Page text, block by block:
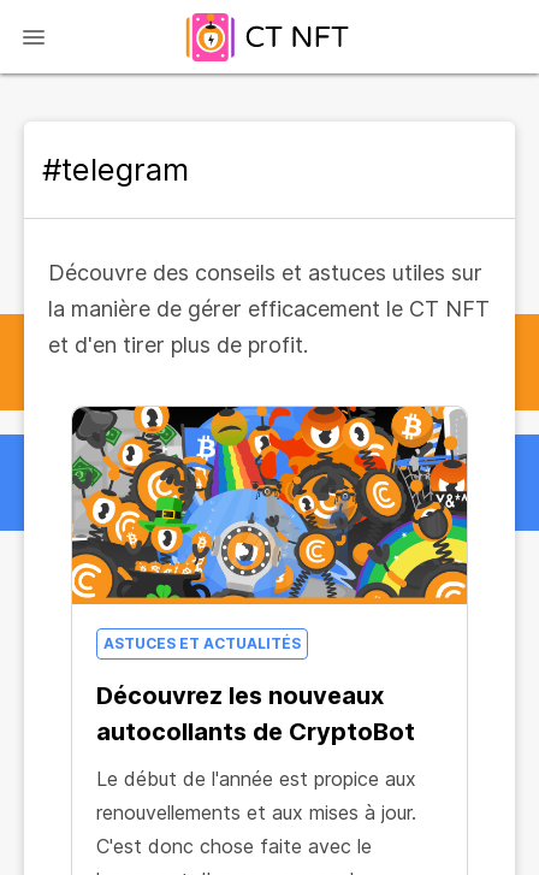
#telegram
Découvre des conseils et astuces utiles sur
la manière de gérer efficacement le CT NFT
et d'en tirer plus de profit.
ASTUCES ET ACTUALITÉS
Découvrez les nouveaux
autocollants de CryptoBot
Le début de l'année est propice aux
renouvellements et aux mises à jour.
C'est donc chose faite avec le